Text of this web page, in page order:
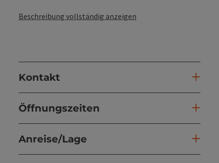
Beschreibung vollständig anzeigen
Kontakt
Öffnungszeiten
Anreise/Lage